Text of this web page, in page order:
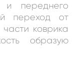
и переднего
переход от
коврика
образую